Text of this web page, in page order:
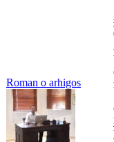
Roman o arhigos